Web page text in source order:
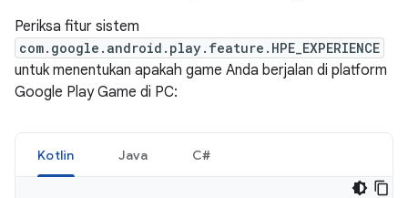
Periksa fitur sistem
com.google.android.play.feature.HPE_EXPERIENCE
untuk menentukan apakah game Anda berjalan di platform
Google Play Game di PC:
Kotlin Java C#